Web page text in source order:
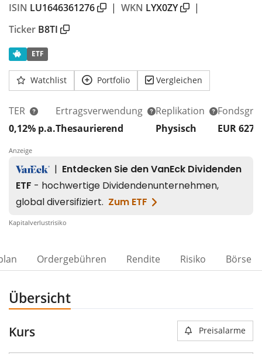
ISIN LU1646361276 | WKN LYX0ZY
|
Ticker B8TI
ETF
Watchlist Portfolio Vergleichen
TER
0,12% p.a.
Ertragsverwendung
Thesaurierend
Replikation
Physisch
EUR 627
Anzeige
Kapitalverlustrisiko
Ordergebühren Rendite Risiko Börse
Übersicht
Kurs Preisalarme